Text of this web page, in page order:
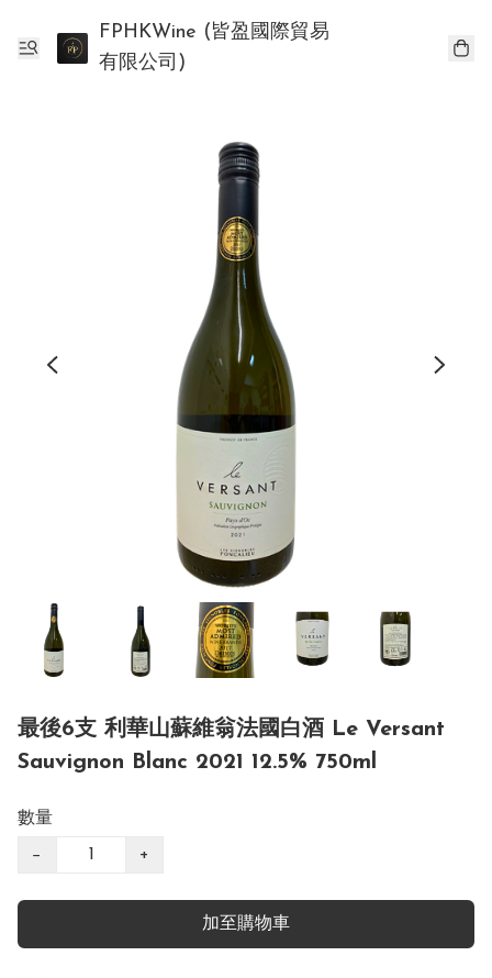
FPHKWine (皆盈國際貿易
有限公司)
最後6支 利華山蘇維翁法國白酒 Le Versant
Sauvignon Blanc 2021 12.5% 750ml
數量
− +
加至購物車